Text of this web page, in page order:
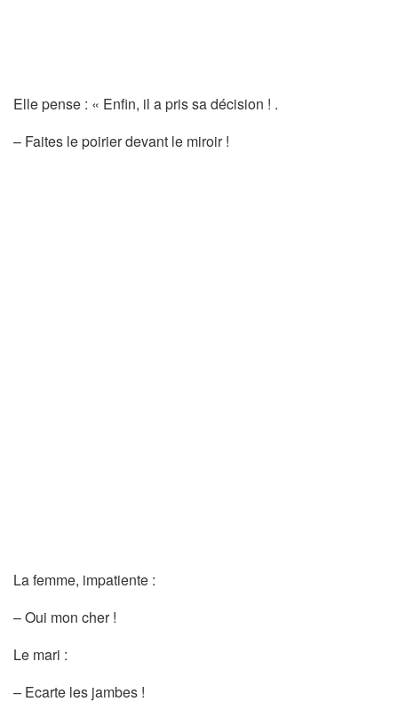
Elle pense : « Enfin, il a pris sa décision ! .
– Faites le poirier devant le miroir !
La femme, impatiente :
– Oui mon cher !
Le mari :
– Ecarte les jambes !